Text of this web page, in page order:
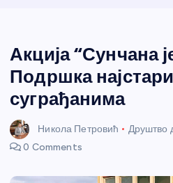
и
Акција “Сунчана
Подршка
суграђанима
Никола Петровић Друштво
0 Comments